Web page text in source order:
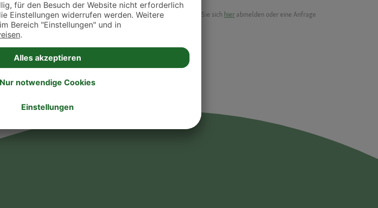
dich hierfür direkt an die jeweilige Praxis oder Klinik.
als Praxis gelistet werden oder Ihre Daten ändern möchten, können Sie sich hier abmelden oder eine Anfrage